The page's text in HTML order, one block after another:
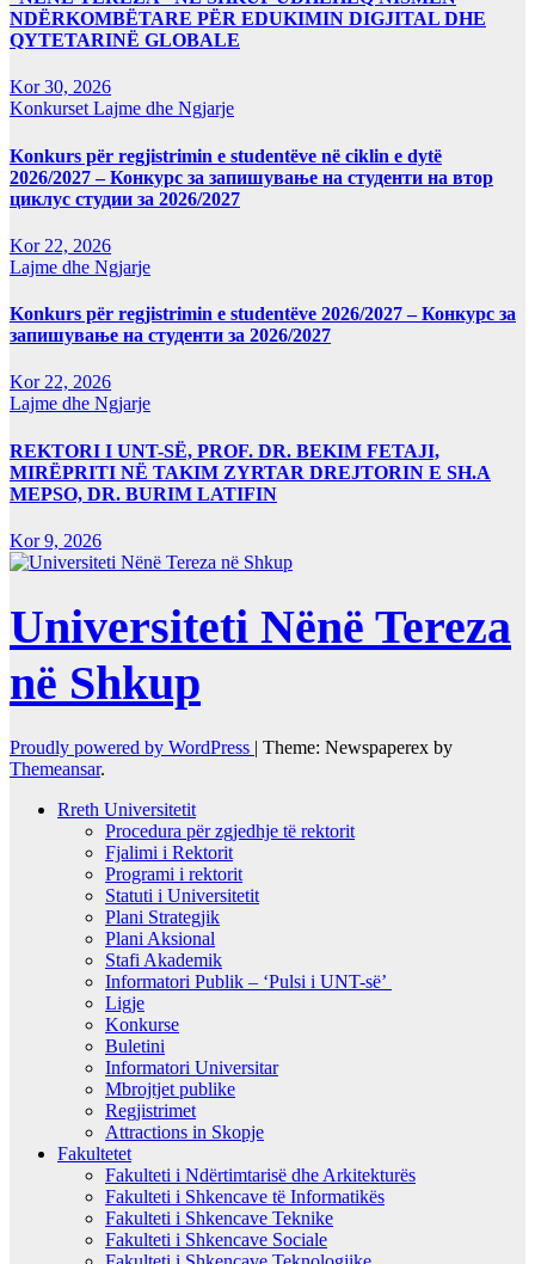
NDËRKOMBËTARE PËR EDUKIMIN DIGJITAL DHE
QYTETARINË GLOBALE
Kor 30, 2026
Konkurset Lajme dhe Ngjarje
Konkurs për regjistrimin e studentëve në ciklin e dytë
2026/2027 – Конкурс за запишување на студенти на втор
циклус студии за 2026/2027
Kor 22, 2026
Lajme dhe Ngjarje
Konkurs për regjistrimin e studentëve 2026/2027 – Конкурс за
запишување на студенти за 2026/2027
Kor 22, 2026
Lajme dhe Ngjarje
REKTORI I UNT-SË, PROF. DR. BEKIM FETAJI,
MIRËPRITI NË TAKIM ZYRTAR DREJTORIN E SH.A
MEPSO, DR. BURIM LATIFIN
Kor 9, 2026
Universiteti Nënë Tereza
në Shkup
Proudly powered by WordPress | Theme: Newspaperex by
Themeansar.
Rreth Universitetit
Procedura për zgjedhje të rektorit
Fjalimi i Rektorit
Programi i rektorit
Statuti i Universitetit
Plani Strategjik
Plani Aksional
Stafi Akademik
Informatori Publik – ‘Pulsi i UNT-së’
Ligje
Konkurse
Buletini
Informatori Universitar
Mbrojtjet publike
Regjistrimet
Attractions in Skopje
Fakultetet
Fakulteti i Ndërtimtarisë dhe Arkitekturës
Fakulteti i Shkencave të Informatikës
Fakulteti i Shkencave Teknike
Fakulteti i Shkencave Sociale